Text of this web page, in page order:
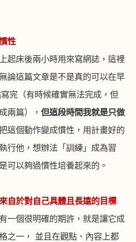
性
起床後兩小時用來寫網誌，這裡
論這篇文章是不是真的可以在早
完（有時候確實無法完成，但
兩篇）， 但這段時間我就是只做
這個動作變成慣性，用計畫好的
行他，想辦法「訓練」成為習
可以夠過慣性培養起來的。
自於對自己具體且長遠的目標
一個很明確的期許，就是讓它成
之一， 並且在觀點、內容上都